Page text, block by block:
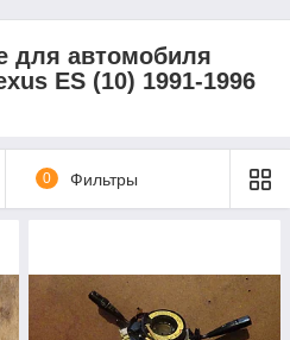
для автомобиля
ES (10) 1991-1996
0 Фильтры